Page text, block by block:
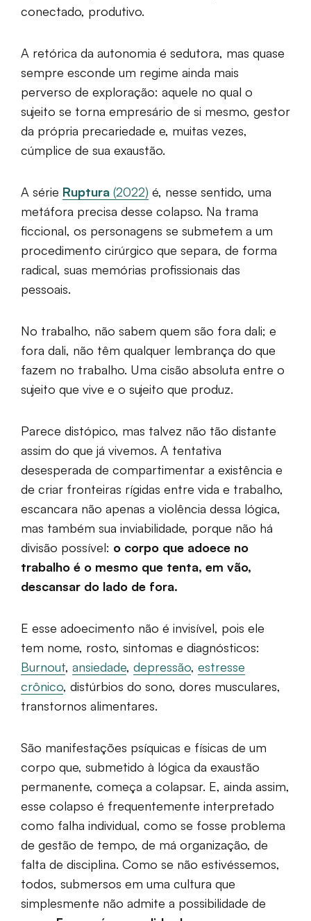
conectado, produtivo.
A retórica da autonomia é sedutora, mas quase
sempre esconde um regime ainda mais
perverso de exploração: aquele no qual o
sujeito se torna empresário de si mesmo, gestor
da própria precariedade e, muitas vezes,
cúmplice de sua exaustão.
A série Ruptura (2022) é, nesse sentido, uma
metáfora precisa desse colapso. Na trama
ficcional, os personagens se submetem a um
procedimento cirúrgico que separa, de forma
radical, suas memórias profissionais das
pessoais.
No trabalho, não sabem quem são fora dali; e
fora dali, não têm qualquer lembrança do que
fazem no trabalho. Uma cisão absoluta entre o
sujeito que vive e o sujeito que produz.
Parece distópico, mas talvez não tão distante
assim do que já vivemos. A tentativa
desesperada de compartimentar a existência e
de criar fronteiras rígidas entre vida e trabalho,
escancara não apenas a violência dessa lógica,
mas também sua inviabilidade, porque não há
divisão possível: o corpo que adoece no
trabalho é o mesmo que tenta, em vão,
descansar do lado de fora.
E esse adoecimento não é invisível, pois ele
tem nome, rosto, sintomas e diagnósticos:
Burnout, ansiedade, depressão, estresse
crônico, distúrbios do sono, dores musculares,
transtornos alimentares.
São manifestações psíquicas e físicas de um
corpo que, submetido à lógica da exaustão
permanente, começa a colapsar. E, ainda assim,
esse colapso é frequentemente interpretado
como falha individual, como se fosse problema
de gestão de tempo, de má organização, de
falta de disciplina. Como se não estivéssemos,
todos, submersos em uma cultura que
simplesmente não admite a possibilidade de